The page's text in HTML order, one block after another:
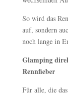
So wird das
auf, sondern
noch lange in
Glamping
Rennfieber
Für alle, die